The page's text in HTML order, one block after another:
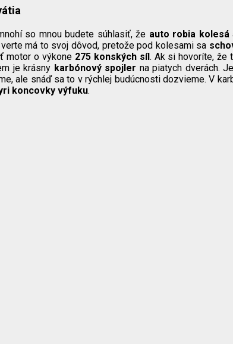
so mnou budete súhlasiť, že auto robia kolesá
má to svoj dôvod, pretože pod kolesami sa
motor o výkone 275 konských síl. Ak si hovoríte, že
je krásny karbónový spojler na piatych dverách.
ale snáď sa to v rýchlej budúcnosti dozvieme. V
koncovky výfuku.